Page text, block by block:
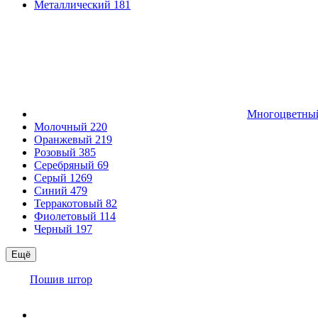
Металлический 181
Молочный 220
Оранжевый 219
Розовый 385
Серебряный 69
Серый 1269
Синий 479
Терракотовый 82
Фиолетовый 114
Черный 197
Ещё
Пошив штор